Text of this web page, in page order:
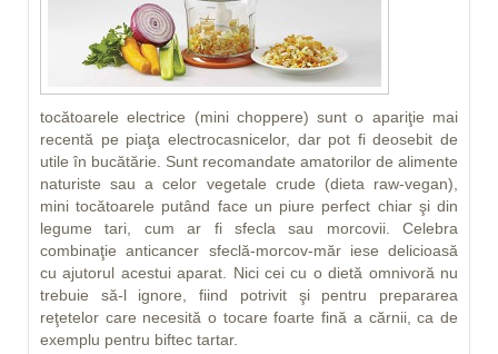
tocătoarele electrice (mini choppere) sunt o apariţie mai
recentă pe piaţa electrocasnicelor, dar pot fi deosebit de
utile în bucătărie. Sunt recomandate amatorilor de alimente
naturiste sau a celor vegetale crude (dieta raw-vegan),
mini tocătoarele putând face un piure perfect chiar şi din
legume tari, cum ar fi sfecla sau morcovii. Celebra
combinaţie anticancer sfeclă-morcov-măr iese delicioasă
cu ajutorul acestui aparat. Nici cei cu o dietă omnivoră nu
trebuie să-l ignore, fiind potrivit şi pentru prepararea
reţetelor care necesită o tocare foarte fină a cărnii, ca de
exemplu pentru biftec tartar.